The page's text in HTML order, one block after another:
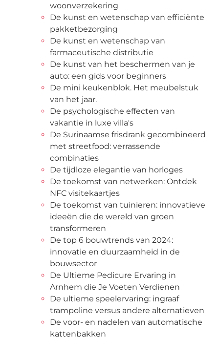
woonverzekering
De kunst en wetenschap van efficiënte
pakketbezorging
De kunst en wetenschap van
farmaceutische distributie
De kunst van het beschermen van je
auto: een gids voor beginners
De mini keukenblok. Het meubelstuk
van het jaar.
De psychologische effecten van
vakantie in luxe villa's
De Surinaamse frisdrank gecombineerd
met streetfood: verrassende
combinaties
De tijdloze elegantie van horloges
De toekomst van netwerken: Ontdek
NFC visitekaartjes
De toekomst van tuinieren: innovatieve
ideeën die de wereld van groen
transformeren
De top 6 bouwtrends van 2024:
innovatie en duurzaamheid in de
bouwsector
De Ultieme Pedicure Ervaring in
Arnhem die Je Voeten Verdienen
De ultieme speelervaring: ingraaf
trampoline versus andere alternatieven
De voor- en nadelen van automatische
kattenbakken